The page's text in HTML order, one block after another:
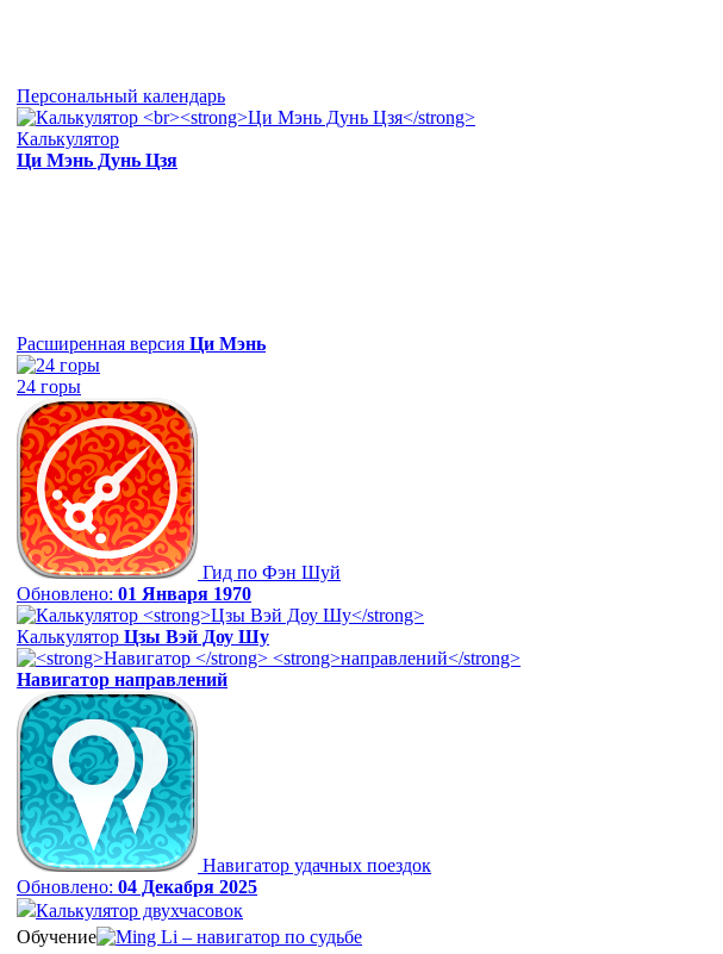
Персональный календарь
Калькулятор
Ци Мэнь Дунь Цзя
Расширенная версия Ци Мэнь
24 горы
Гид по Фэн Шуй
Обновлено: 01 Января 1970
Калькулятор Цзы Вэй Доу Шу
Навигатор направлений
Навигатор удачных поездок
Обновлено: 04 Декабря 2025
Калькулятор двухчасовок
Обучение